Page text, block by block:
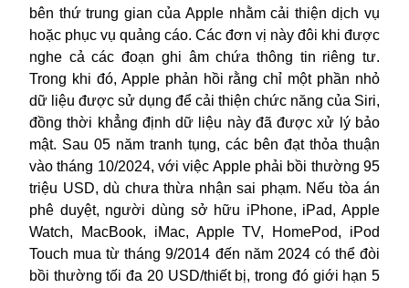
bên thứ trung gian của Apple nhằm cải thiện dịch vụ
hoặc phục vụ quảng cáo. Các đơn vị này đôi khi được
nghe cả các đoạn ghi âm chứa thông tin riêng tư.
Trong khi đó, Apple phản hồi rằng chỉ một phần nhỏ
dữ liệu được sử dụng để cải thiện chức năng của Siri,
đồng thời khẳng định dữ liệu này đã được xử lý bảo
mật. Sau 05 năm tranh tụng, các bên đạt thỏa thuận
vào tháng 10/2024, với việc Apple phải bồi thường 95
triệu USD, dù chưa thừa nhận sai phạm. Nếu tòa án
phê duyệt, người dùng sở hữu iPhone, iPad, Apple
Watch, MacBook, iMac, Apple TV, HomePod, iPod
Touch mua từ tháng 9/2014 đến năm 2024 có thể đòi
bồi thường tối đa 20 USD/thiết bị, trong đó giới hạn 5